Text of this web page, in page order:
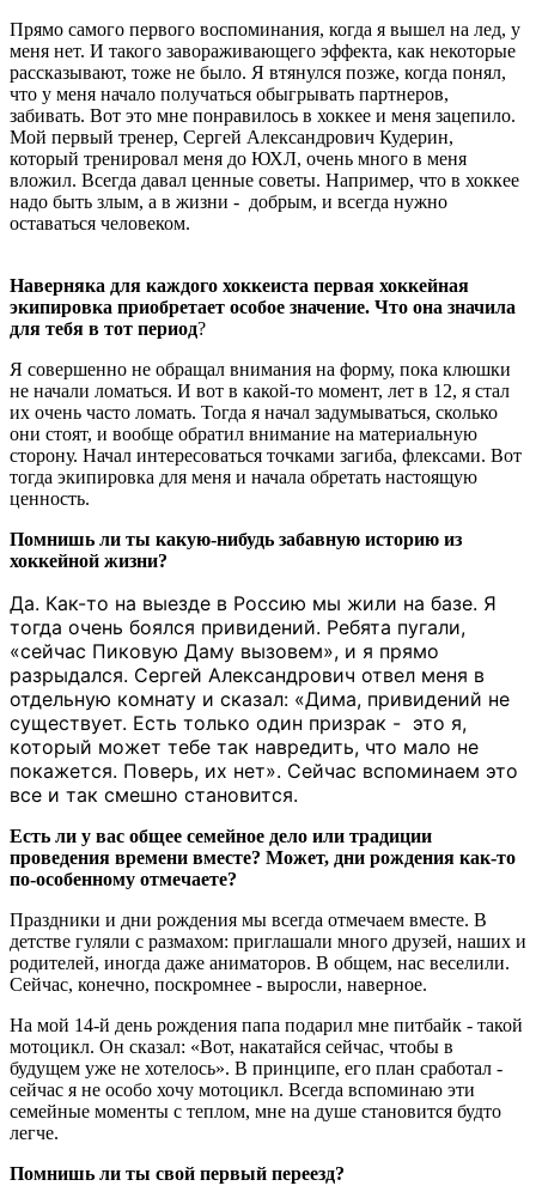
Прямо самого первого воспоминания, когда я вышел на лед, у
меня нет. И такого завораживающего эффекта, как некоторые
рассказывают, тоже не было. Я втянулся позже, когда понял,
что у меня начало получаться обыгрывать партнеров,
забивать. Вот это мне понравилось в хоккее и меня зацепило.
Мой первый тренер, Сергей Александрович Кудерин,
который тренировал меня до ЮХЛ, очень много в меня
вложил. Всегда давал ценные советы. Например, что в хоккее
надо быть злым, а в жизни - добрым, и всегда нужно
оставаться человеком.
Наверняка для каждого хоккеиста первая хоккейная
экипировка приобретает особое значение. Что она значила
для тебя в тот период?
Я совершенно не обращал внимания на форму, пока клюшки
не начали ломаться. И вот в какой-то момент, лет в 12, я стал
их очень часто ломать. Тогда я начал задумываться, сколько
они стоят, и вообще обратил внимание на материальную
сторону. Начал интересоваться точками загиба, флексами. Вот
тогда экипировка для меня и начала обретать настоящую
ценность.
Помнишь ли ты какую-нибудь забавную историю из
хоккейной жизни?
Да. Как-то на выезде в Россию мы жили на базе. Я
тогда очень боялся привидений. Ребята пугали,
«сейчас Пиковую Даму вызовем», и я прямо
разрыдался. Сергей Александрович отвел меня в
отдельную комнату и сказал: «Дима, привидений не
существует. Есть только один призрак - это я,
который может тебе так навредить, что мало не
покажется. Поверь, их нет». Сейчас вспоминаем это
все и так смешно становится.
Есть ли у вас общее семейное дело или традиции
проведения времени вместе? Может, дни рождения как-то
по-особенному отмечаете?
Праздники и дни рождения мы всегда отмечаем вместе. В
детстве гуляли с размахом: приглашали много друзей, наших и
родителей, иногда даже аниматоров. В общем, нас веселили.
Сейчас, конечно, поскромнее - выросли, наверное.
На мой 14-й день рождения папа подарил мне питбайк - такой
мотоцикл. Он сказал: «Вот, накатайся сейчас, чтобы в
будущем уже не хотелось». В принципе, его план сработал -
сейчас я не особо хочу мотоцикл. Всегда вспоминаю эти
семейные моменты с теплом, мне на душе становится будто
легче.
Помнишь ли ты свой первый переезд?